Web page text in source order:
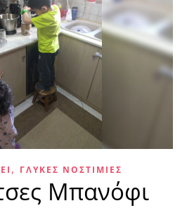
, ΓΛΥΚΈΣ ΝΟΣΤΙΜΙΈΣ
Μπανόφι